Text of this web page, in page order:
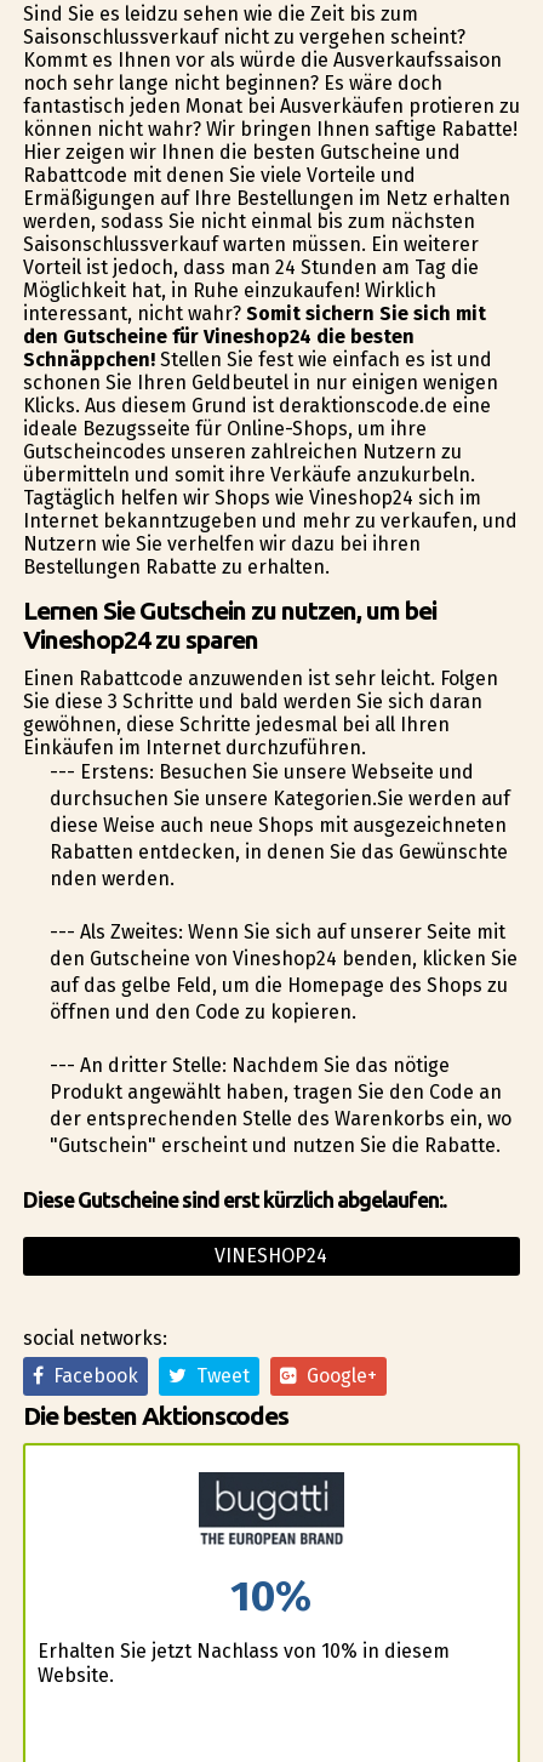
Sind Sie es leidzu sehen wie die Zeit bis zum
Saisonschlussverkauf nicht zu vergehen scheint?
Kommt es Ihnen vor als würde die Ausverkaufssaison
noch sehr lange nicht beginnen? Es wäre doch
fantastisch jeden Monat bei Ausverkäufen profitieren zu
können nicht wahr? Wir bringen Ihnen saftige Rabatte!
Hier zeigen wir Ihnen die besten Gutscheine und
Rabattcode mit denen Sie viele Vorteile und
Ermäßigungen auf Ihre Bestellungen im Netz erhalten
werden, sodass Sie nicht einmal bis zum nächsten
Saisonschlussverkauf warten müssen. Ein weiterer
Vorteil ist jedoch, dass man 24 Stunden am Tag die
Möglichkeit hat, in Ruhe einzukaufen! Wirklich
interessant, nicht wahr? Somit sichern Sie sich mit
den Gutscheine für Vineshop24 die besten
Schnäppchen!Stellen Sie fest wie einfach es ist und
schonen Sie Ihren Geldbeutel in nur einigen wenigen
Klicks. Aus diesem Grund ist deraktionscode.de eine
ideale Bezugsseite für Online-Shops, um ihre
Gutscheincodes unseren zahlreichen Nutzern zu
übermitteln und somit ihre Verkäufe anzukurbeln.
Tagtäglich helfen wir Shops wie Vineshop24 sich im
Internet bekanntzugeben und mehr zu verkaufen, und
Nutzern wie Sie verhelfen wir dazu bei ihren
Bestellungen Rabatte zu erhalten.
Lernen Sie Gutschein zu nutzen, um bei
Vineshop24 zu sparen
Einen Rabattcode anzuwenden ist sehr leicht. Folgen
Sie diese 3 Schritte und bald werden Sie sich daran
gewöhnen, diese Schritte jedesmal bei all Ihren
Einkäufen im Internet durchzuführen.
--- Erstens: Besuchen Sie unsere Webseite und
durchsuchen Sie unsere Kategorien.Sie werden auf
diese Weise auch neue Shops mit ausgezeichneten
Rabatten entdecken, in denen Sie das Gewünschte
finden werden.
--- Als Zweites: Wenn Sie sich auf unserer Seite mit
den Gutscheine von Vineshop24 befinden, klicken Sie
auf das gelbe Feld, um die Homepage des Shops zu
öffnen und den Code zu kopieren.
--- An dritter Stelle: Nachdem Sie das nötige
Produkt angewählt haben, tragen Sie den Code an
der entsprechenden Stelle des Warenkorbs ein, wo
"Gutschein" erscheint und nutzen Sie die Rabatte.
Diese Gutscheine sind erst kürzlich abgelaufen:.
VINESHOP24
social networks:
Facebook
Tweet Google+
Die besten Aktionscodes
10%
Erhalten Sie jetzt Nachlass von 10% in diesem
Website.